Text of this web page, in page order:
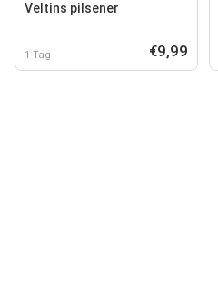
Veltins pilsener
1 Tag €9,99